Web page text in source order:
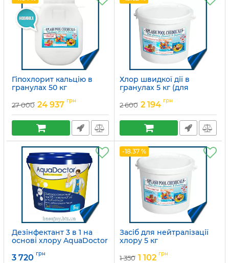
Гіпохлорит кальцію в
гранулах 50 кг
27 000 24 937 грн
Хлор швидкої дії в
гранулах 5 кг (для
басейну)
Артикул: 15049687
2 600 2 194 грн
Дезінфектант 3 в 1 на
основі хлору AquaDoctor
Артикул:
3 720 грн
-18.37 %
Засіб для нейтралізації
хлору 5 кг
1 350 1 102 грн